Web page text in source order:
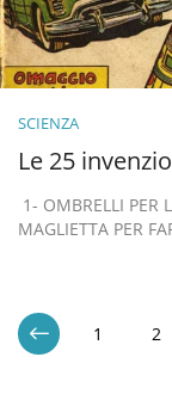
SCIENZA
Le 25
1- OMBRELLI PER
MAGLIETTA PER
1 2